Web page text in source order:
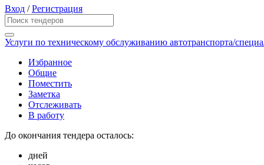
Вход /Регистрация
Услуги по техническому обслуживанию автотранспорта/
Избранное
Общие
Поместить
Заметка
Отслеживать
В работу
До окончания тендера осталось:
дней